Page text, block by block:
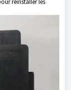
réinstaller les